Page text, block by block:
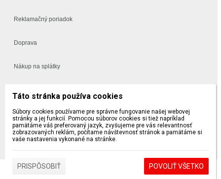
Reklamačný poriadok
Doprava
Nákup na splátky
Vynáška a montáž
5 a 10 ročná záruka na sedačky a postele
Prihlásiť
Táto stránka používa cookies
Súbory cookies používame pre správne fungovanie našej webovej
stránky a jej funkcií. Pomocou súborov cookies si tiež napríklad
pamätáme váš preferovaný jazyk, zvyšujeme pre vás relevantnosť
zobrazovaných reklám, počítame návštevnosť stránok a pamätáme si
vaše nastavenia vykonané na stránke.
PRISPÔSOBIŤ POVOLIŤ VŠETKO